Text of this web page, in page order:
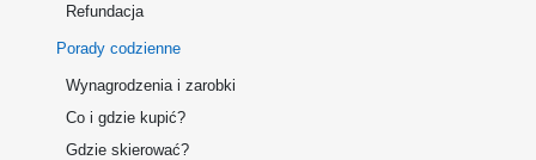
Refundacja
Porady codzienne
Wynagrodzenia i zarobki
Co i gdzie kupić?
Gdzie skierować?